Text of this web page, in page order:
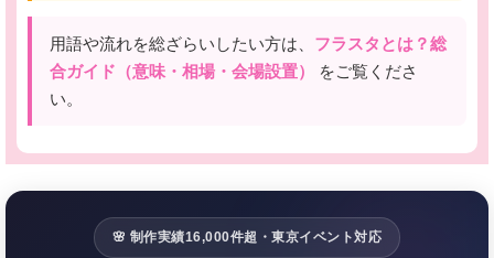
用語や流れを総ざらいしたい方は、 フラスタとは？総
合ガイド（意味・相場・会場設置）
をご覧くださ
い。
🌸 制作実績16,000件超・東京イベント対応